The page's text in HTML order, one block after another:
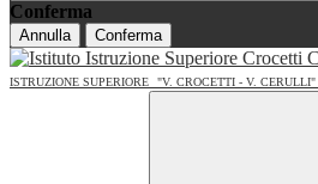
Conferma
Annulla Conferma
ISTRUZIONE SUPERIORE
"V. CROCETTI - V. CERULLI"